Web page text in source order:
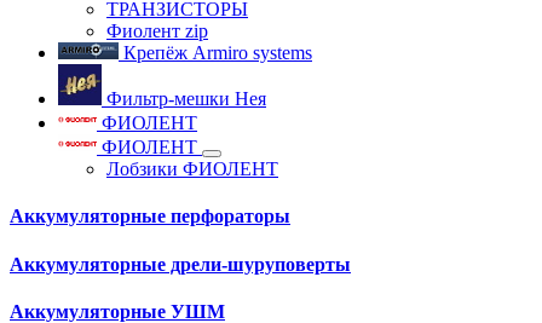
ТРАНЗИСТОРЫ
Фиолент zip
Крепёж Armiro systems
Фильтр-мешки Нея
ФИОЛЕНТ
ФИОЛЕНТ
Лобзики ФИОЛЕНТ
Аккумуляторные перфораторы
Аккумуляторные дрели-шуруповерты
Аккумуляторные УШМ